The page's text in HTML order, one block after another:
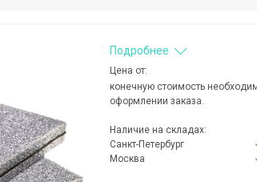
Подробнее
Цена от:
конечную стоимость
оформлении заказа.
Наличие на складах:
Санкт-Петербург
Москва